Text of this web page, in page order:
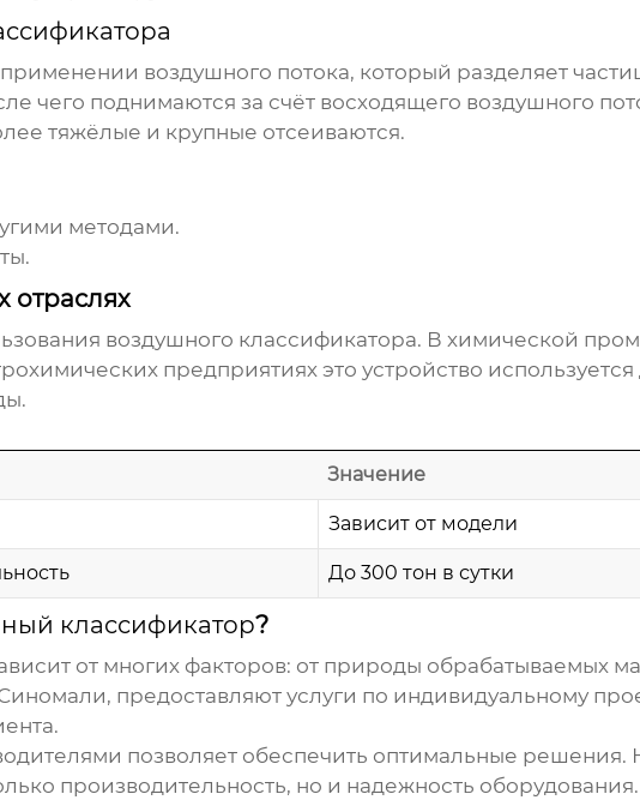
применении воздушного потока, который разделяет
чего поднимаются за счёт восходящего воздушного
тяжёлые и крупные отсеиваются.
методами.
отраслях
воздушного классификатора. В химической
предприятиях это устройство
Значение
Зависит от модели
До 300 тон в сутки
классификатор?
от многих факторов: от природы обрабатываемых
предоставляют услуги по индивидуальному
позволяет обеспечить оптимальные
производительность, но и надежность оборудования.